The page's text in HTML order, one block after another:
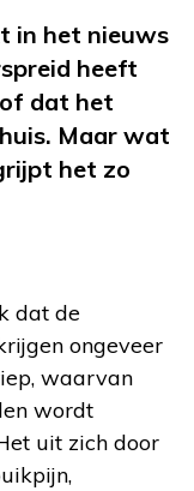
in het nieuws
heeft
dat het
Maar wat
het zo
dat de
ongeveer
waarvan
wordt
uit zich door